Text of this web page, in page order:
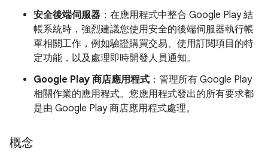
安全後端伺服器 ：在應用程式中整合 Google Play 結
帳系統時，強烈建議您使用安全的後端伺服器執行帳
單相關工作，例如驗證購買交易、使用訂閱項目的特
定功能，以及處理即時開發人員通知。
Google Play 商店應用程式 ：管理所有 Google Play
相關作業的應用程式。您應用程式發出的所有要求都
是由 Google Play 商店應用程式處理。
概念